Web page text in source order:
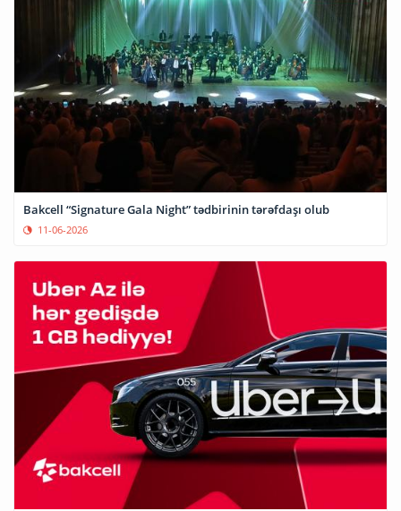
Bakcell “Signature Gala Night” tədbirinin tərəfdaşı olub
11-06-2026